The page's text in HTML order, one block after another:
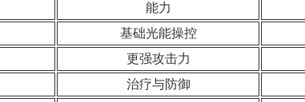
能力
基础光能操控
更强攻击力
治疗与防御